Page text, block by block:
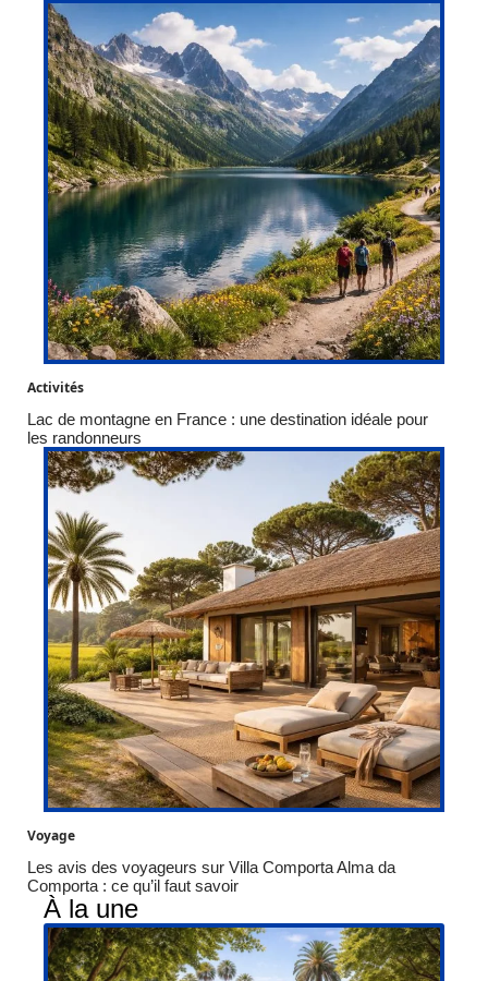
Activités
Lac de montagne en France : une destination idéale pour
les randonneurs
Voyage
Les avis des voyageurs sur Villa Comporta Alma da
Comporta : ce qu’il faut savoir
À la une